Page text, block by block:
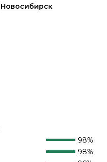
Новосибирск
98%
98%